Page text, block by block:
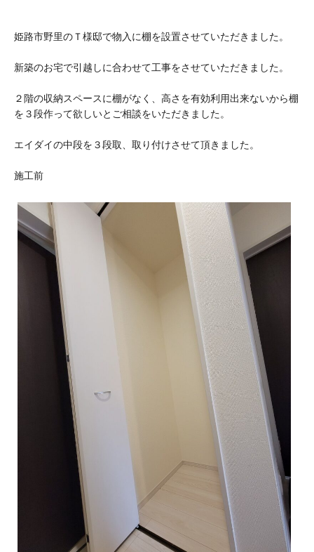
姫路市野里のＴ様邸で物入に棚を設置させていただきました。
新築のお宅で引越しに合わせて工事をさせていただきました。
２階の収納スペースに棚がなく、高さを有効利用出来ないから棚
を３段作って欲しいとご相談をいただきました。
エイダイの中段を３段取、取り付けさせて頂きました。
施工前